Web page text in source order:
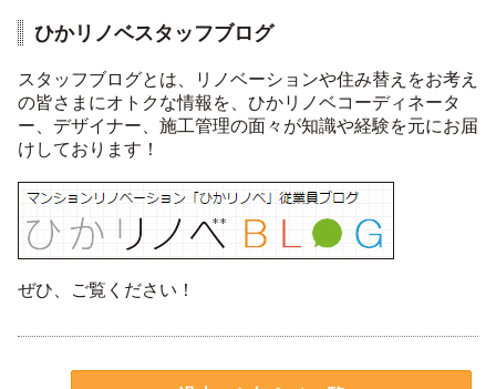
ひかリノベスタッフブログ
スタッフブログとは、リノベーションや住み替えをお考え
の皆さまにオトクな情報を、ひかリノベコーディネータ
ー、デザイナー、施工管理の面々が知識や経験を元にお届
けしております！
ぜひ、ご覧ください！